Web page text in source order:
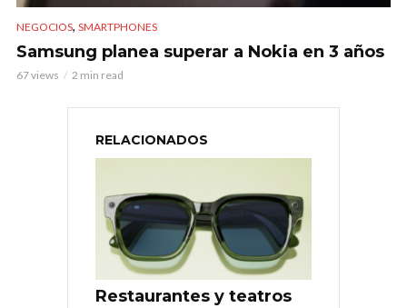
NEGOCIOS, SMARTPHONES
Samsung planea superar a Nokia en 3 años
67 views 2 min read
RELACIONADOS
Restaurantes y teatros